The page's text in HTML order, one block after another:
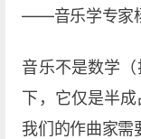
——音乐学专家
音乐不是数学
下，它仅是半成
我们的作曲家需